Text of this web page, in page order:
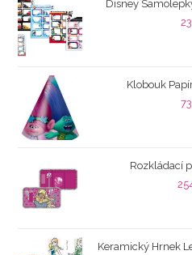
Disney
23
Klobouk
73
Rozkládací
Keramický Hrnek